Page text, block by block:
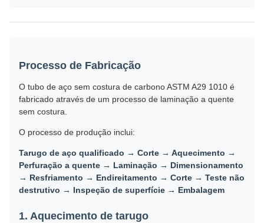
Processo de Fabricação
O tubo de aço sem costura de carbono ASTM A29 1010 é
fabricado através de um processo de laminação a quente
sem costura.
O processo de produção inclui:
Tarugo de aço qualificado → Corte → Aquecimento →
Perfuração a quente → Laminação → Dimensionamento
→ Resfriamento → Endireitamento → Corte → Teste não
destrutivo → Inspeção de superfície → Embalagem
1. Aquecimento de tarugo